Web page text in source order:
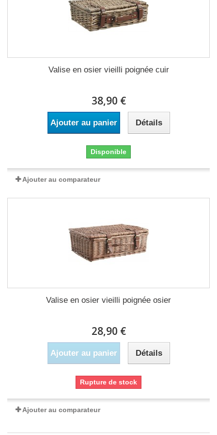
Valise en osier vieilli poignée cuir
38,90 €
Ajouter au panier Détails
Disponible
Ajouter au comparateur
Valise en osier vieilli poignée osier
28,90 €
Ajouter au panier Détails
Rupture de stock
Ajouter au comparateur